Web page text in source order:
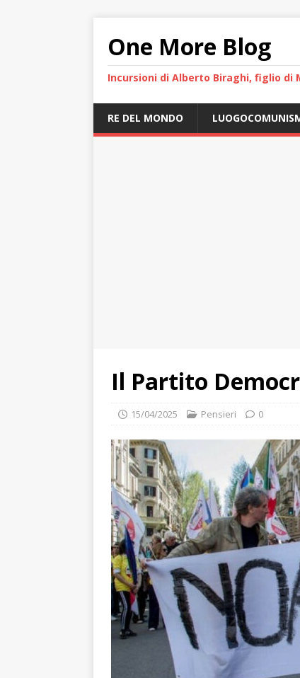
One More Blog
Incursioni di Alberto Biraghi, figlio di
RE DEL MONDO
Il Partito
15/04/2025 Pensieri 0